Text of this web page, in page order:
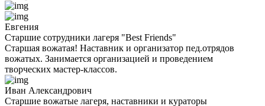
Евгения
Старшие сотрудники лагеря "Best Friends"
Старшая вожатая! Наставник и организатор пед.отрядов
вожатых. Занимается организацией и проведением
творческих мастер-классов.
Иван Александрович
Старшие вожатые лагеря, наставники и кураторы